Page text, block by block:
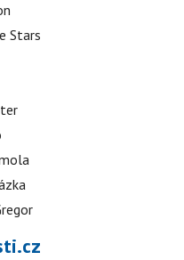
Stars